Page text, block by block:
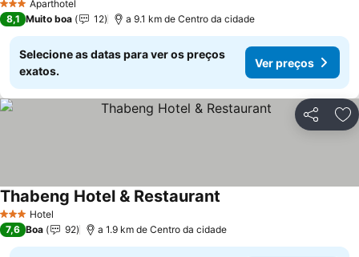
3 EstrelasAparthotel
8,1 Muito boa 12 a 9.1 km de Centro da cidade
Selecione as datas para ver os preços
exatos.
Ver preços
Partilhar
3 EstrelasHotel
Thabeng Hotel & Restaurant
7,6 Boa 92 a 1.9 km de Centro da cidade